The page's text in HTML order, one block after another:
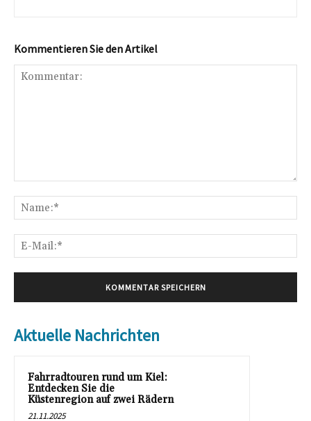
Kommentieren Sie den Artikel
Aktuelle Nachrichten
Fahrradtouren rund um Kiel:
Entdecken Sie die
Küstenregion auf zwei Rädern
21.11.2025